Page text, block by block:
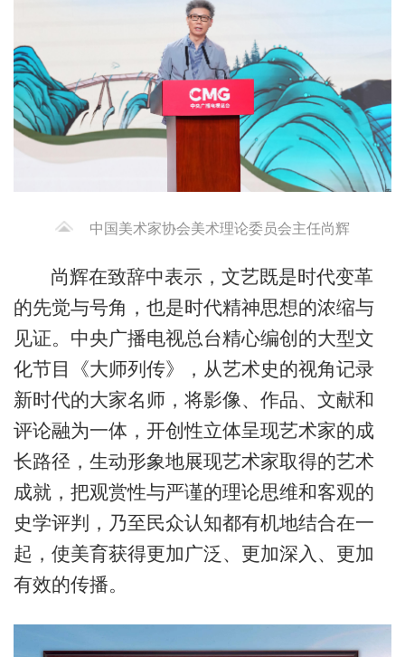
中国美术家协会美术理论委员会主任尚辉
尚辉在致辞中表示，文艺既是时代变革
的先觉与号角，也是时代精神思想的浓缩与
见证。中央广播电视总台精心编创的大型文
化节目《大师列传》，从艺术史的视角记录
新时代的大家名师，将影像、作品、文献和
评论融为一体，开创性立体呈现艺术家的成
长路径，生动形象地展现艺术家取得的艺术
成就，把观赏性与严谨的理论思维和客观的
史学评判，乃至民众认知都有机地结合在一
起，使美育获得更加广泛、更加深入、更加
有效的传播。